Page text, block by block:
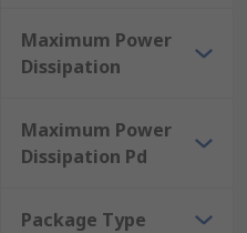
Maximum Power
Dissipation
Maximum Power
Dissipation Pd
Package Type